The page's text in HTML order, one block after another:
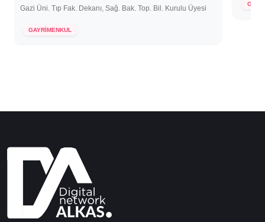
Gazi Üni. Tıp Fak. Dekanı, Sağ. Bak. Top. Bil. Kurulu Üyesi
GAYRİMENKUL
OFİS